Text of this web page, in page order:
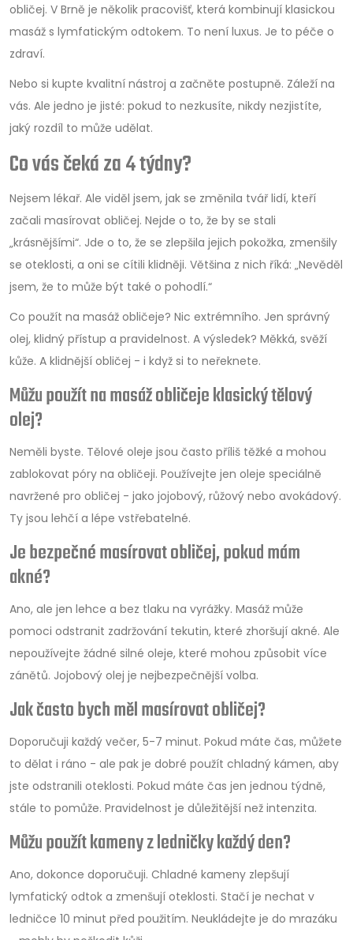
obličej. V Brně je několik pracovišť, která kombinují klasickou
masáž s lymfatickým odtokem. To není luxus. Je to péče o
zdraví.
Nebo si kupte kvalitní nástroj a začněte postupně. Záleží na
vás. Ale jedno je jisté: pokud to nezkusíte, nikdy nezjistíte,
jaký rozdíl to může udělat.
Co vás čeká za 4 týdny?
Nejsem lékař. Ale viděl jsem, jak se změnila tvář lidí, kteří
začali masírovat obličej. Nejde o to, že by se stali
„krásnějšími“. Jde o to, že se zlepšila jejich pokožka, zmenšily
se oteklosti, a oni se cítili klidněji. Většina z nich říká: „Nevěděl
jsem, že to může být také o pohodlí.“
Co použít na masáž obličeje? Nic extrémního. Jen správný
olej, klidný přístup a pravidelnost. A výsledek? Měkká, svěží
kůže. A klidnější obličej - i když si to neřeknete.
Můžu použít na masáž obličeje klasický tělový
olej?
Neměli byste. Tělové oleje jsou často příliš těžké a mohou
zablokovat póry na obličeji. Používejte jen oleje speciálně
navržené pro obličej - jako jojobový, růžový nebo avokádový.
Ty jsou lehčí a lépe vstřebatelné.
Je bezpečné masírovat obličej, pokud mám
akné?
Ano, ale jen lehce a bez tlaku na vyrážky. Masáž může
pomoci odstranit zadržování tekutin, které zhoršují akné. Ale
nepoužívejte žádné silné oleje, které mohou způsobit více
zánětů. Jojobový olej je nejbezpečnější volba.
Jak často bych měl masírovat obličej?
Doporučuji každý večer, 5-7 minut. Pokud máte čas, můžete
to dělat i ráno - ale pak je dobré použít chladný kámen, aby
jste odstranili oteklosti. Pokud máte čas jen jednou týdně,
stále to pomůže. Pravidelnost je důležitější než intenzita.
Můžu použít kameny z ledničky každý den?
Ano, dokonce doporučuji. Chladné kameny zlepšují
lymfatický odtok a zmenšují oteklosti. Stačí je nechat v
ledničce 10 minut před použitím. Neukládejte je do mrazáku